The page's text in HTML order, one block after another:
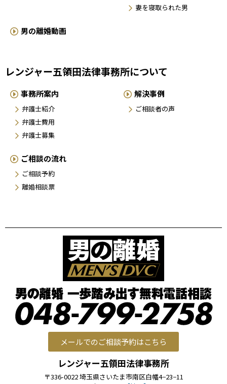
妻を寝取られた男
男の離婚動画
レンジャー五領田法律事務所について
事務所案内
弁護士紹介
弁護士費用
弁護士募集
解決事例
ご相談者の声
ご相談の流れ
ご相談予約
離婚相談票
メールでのご相談予約はこちら
レンジャー五領田法律事務所
〒336-0022 埼玉県さいたま市南区白幡4−23−11